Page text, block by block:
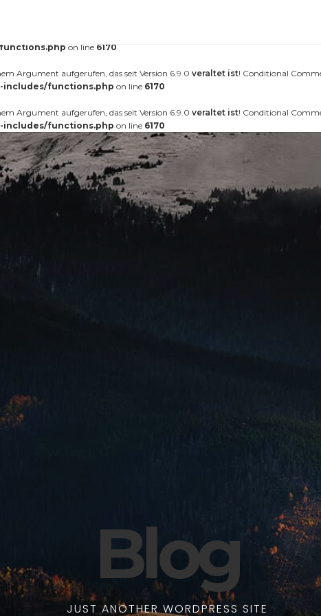
wurde zu
on line 6170
Argument aufgerufen, das seit Version 6.9.0 veraltet ist! Conditional
includes/functions.php on line 6170
Argument aufgerufen, das seit Version 6.9.0 veraltet ist! Conditional
includes/functions.php on line 6170
Blog
JUST ANOTHER WORDPRESS SITE